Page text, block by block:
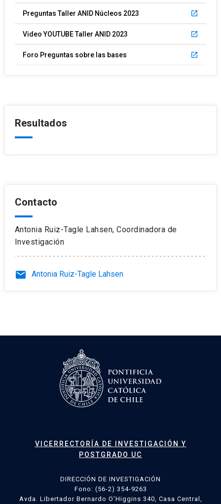
Preguntas Taller ANID Núcleos 2023 launch
Video YOUTUBE Taller ANID 2023 launch
Foro Preguntas sobre las bases launch
Resultados
Contacto
Antonia Ruiz-Tagle Lahsen, Coordinadora de
Investigación
email Antonia Ruiz-Tagle Lahsen
VICERRECTORÍA DE INVESTIGACIÓN Y
POSTGRADO UC
DIRECCIÓN DE INVESTIGACIÓN
Fono: (56-2) 354-9263
Avda. Libertador Bernardo O’Higgins 340, Casa Central,